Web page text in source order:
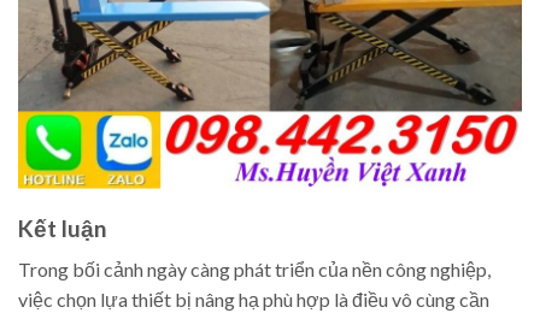
Kết luận
Trong bối cảnh ngày càng phát triển của nền công nghiệp,
việc chọn lựa thiết bị nâng hạ phù hợp là điều vô cùng cần